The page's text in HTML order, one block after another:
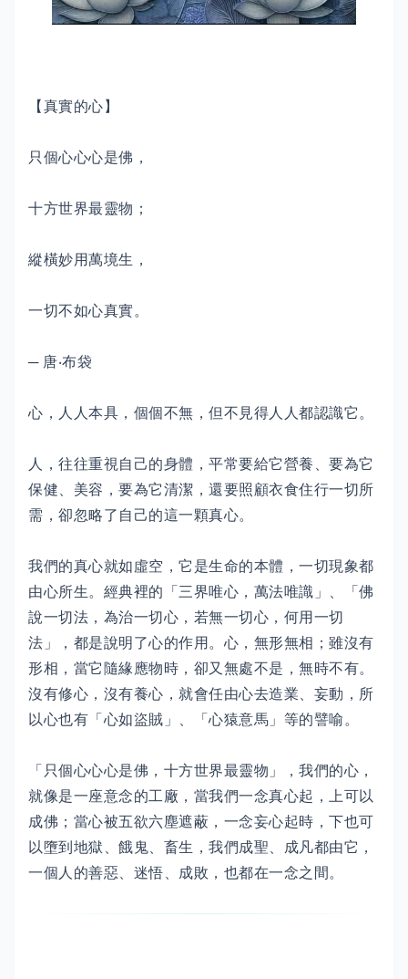
【真實的心】
只個心心心是佛，
十方世界最靈物；
縱橫妙用萬境生，
一切不如心真實。
─ 唐‧布袋
心，人人本具，個個不無，但不見得人人都認識它。
人，往往重視自己的身體，平常要給它營養、要為它
保健、美容，要為它清潔，還要照顧衣食住行一切所
需，卻忽略了自己的這一顆真心。
我們的真心就如虛空，它是生命的本體，一切現象都
由心所生。經典裡的「三界唯心，萬法唯識」、「佛
說一切法，為治一切心，若無一切心，何用一切
法」，都是說明了心的作用。心，無形無相；雖沒有
形相，當它隨緣應物時，卻又無處不是，無時不有。
沒有修心，沒有養心，就會任由心去造業、妄動，所
以心也有「心如盜賊」、「心猿意馬」等的譬喻。
「只個心心心是佛，十方世界最靈物」，我們的心，
就像是一座意念的工廠，當我們一念真心起，上可以
成佛；當心被五欲六塵遮蔽，一念妄心起時，下也可
以墮到地獄、餓鬼、畜生，我們成聖、成凡都由它，
一個人的善惡、迷悟、成敗，也都在一念之間。